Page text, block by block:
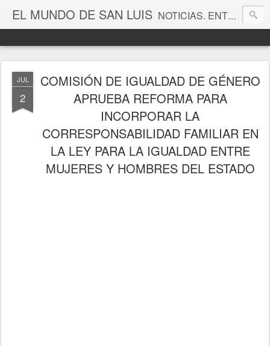
EL MUNDO DE SAN LUIS NOTICIAS. ENTRETENIMIENTO. EDITORIALES. CANAL DE VÍDEOS. GALERÍA DE FOTOGRAFÍAS.
JUL
2
COMISIÓN DE IGUALDAD DE GÉNERO
APRUEBA REFORMA PARA
INCORPORAR LA
CORRESPONSABILIDAD FAMILIAR EN
LA LEY PARA LA IGUALDAD ENTRE
MUJERES Y HOMBRES DEL ESTADO